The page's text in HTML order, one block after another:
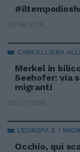
12/08/2018
CANCELLIERA
Merkel in
Seehofer: via
migranti
08/07/2018
L'EUROPA E I
Occhio, qui